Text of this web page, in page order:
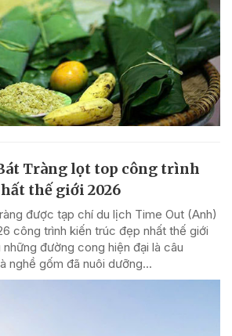
Tràng lọt top công trình
thế giới 2026
được tạp chí du lịch Time Out (Anh)
công trình kiến trúc đẹp nhất thế giới
đường cong hiện đại là câu
nghề gốm đã nuôi dưỡng...